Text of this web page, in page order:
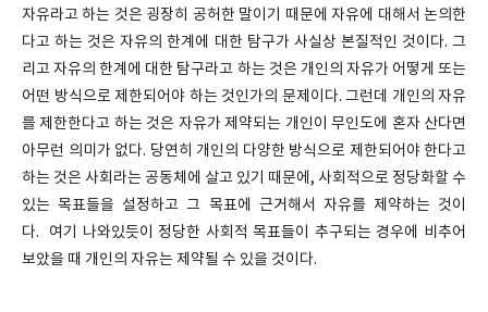
자유라고 하는 것은 굉장히 공허한 말이기 때문에 자유에 대해서 논의한
다고 하는 것은 자유의 한계에 대한 탐구가 사실상 본질적인 것이다. 그
리고 자유의 한계에 대한 탐구라고 하는 것은 개인의 자유가 어떻게 또는
어떤 방식으로 제한되어야 하는 것인가의 문제이다. 그런데 개인의 자유
를 제한한다고 하는 것은 자유가 제약되는 개인이 무인도에 혼자 산다면
아무런 의미가 없다. 당연히 개인의 다양한 방식으로 제한되어야 한다고
하는 것은 사회라는 공동체에 살고 있기 때문에, 사회적으로 정당화할 수
있는 목표들을 설정하고 그 목표에 근거해서 자유를 제약하는 것이
다. 여기 나와있듯이 정당한 사회적 목표들이 추구되는 경우에 비추어
보았을 때 개인의 자유는 제약될 수 있을 것이다.